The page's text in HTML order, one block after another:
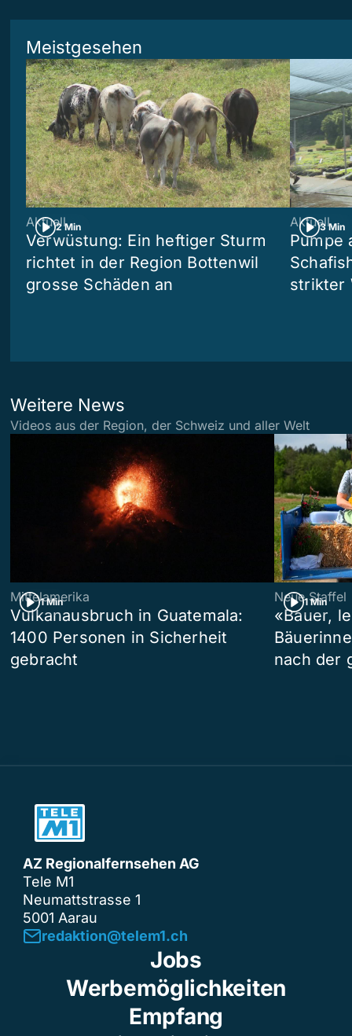
Meistgesehen
2 Min
Aktuell
Verwüstung: Ein heftiger Sturm
richtet in der Region Bottenwil
grosse Schäden an
3 Min
Aktuell
Pumpe
strikter
Weitere News
Videos aus der Region, der Schweiz und aller Welt
1 Min
Mittelamerika
Vulkanausbruch in Guatemala:
1400 Personen in Sicherheit
gebracht
1 Min
Neue Staffel
«Bauer,
nach der
AZ Regionalfernsehen AG
Tele M1
Neumattstrasse 1
5001 Aarau
redaktion@telem1.ch
Jobs
Werbemöglichkeiten
Empfang